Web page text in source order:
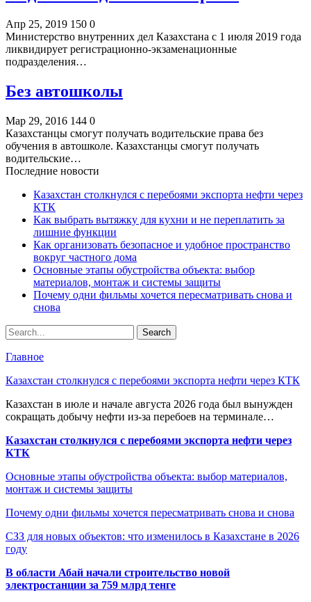
Апр 25, 2019 150 0
Министерство внутренних дел Казахстана с 1 июля 2019 года
ликвидирует регистрационно-экзаменационные
подразделения…
Без автошколы
Мар 29, 2016 144 0
Казахстанцы смогут получать водительские права без
обучения в автошколе. Казахстанцы смогут получать
водительские…
Последние новости
Казахстан столкнулся с перебоями экспорта нефти через
КТК
Как выбрать вытяжку для кухни и не переплатить за
лишние функции
Как организовать безопасное и удобное пространство
вокруг частного дома
Основные этапы обустройства объекта: выбор
материалов, монтаж и системы защиты
Почему одни фильмы хочется пересматривать снова и
снова
Главное
Казахстан столкнулся с перебоями экспорта нефти через КТК
Казахстан в июле и начале августа 2026 года был вынужден
сокращать добычу нефти из-за перебоев на терминале…
Казахстан столкнулся с перебоями экспорта нефти через
КТК
Основные этапы обустройства объекта: выбор материалов,
монтаж и системы защиты
Почему одни фильмы хочется пересматривать снова и снова
СЗЗ для новых объектов: что изменилось в Казахстане в 2026
году
В области Абай начали строительство новой
электростанции за 759 млрд тенге